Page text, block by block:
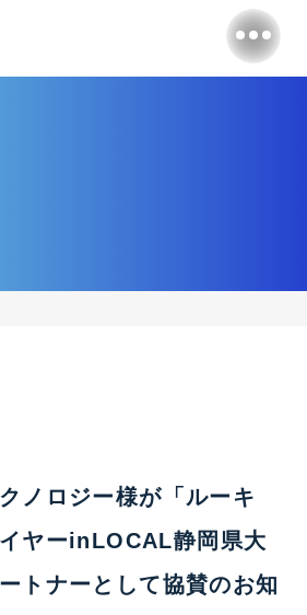
ノロジー様が「ルーキ
ヤーinLOCAL静岡県大
トナーとして協賛のお知